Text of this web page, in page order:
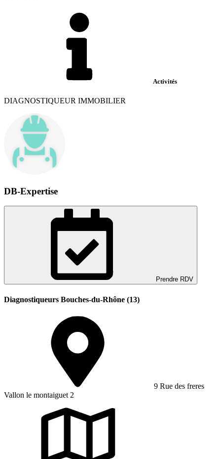
Activités
DIAGNOSTIQUEUR IMMOBILIER
DB-Expertise
Prendre RDV
Diagnostiqueurs Bouches-du-Rhône (13)
9 Rue des freres
Vallon le montaiguet 2